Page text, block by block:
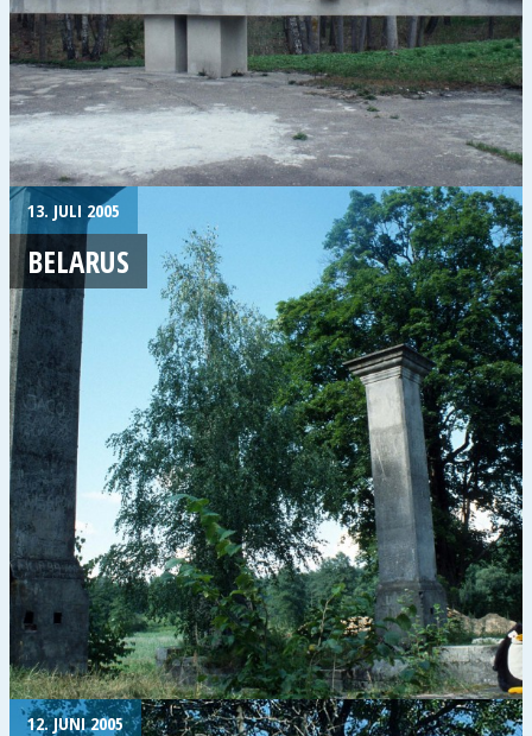
13. JULI 2005
BELARUS
12. JUNI 2005